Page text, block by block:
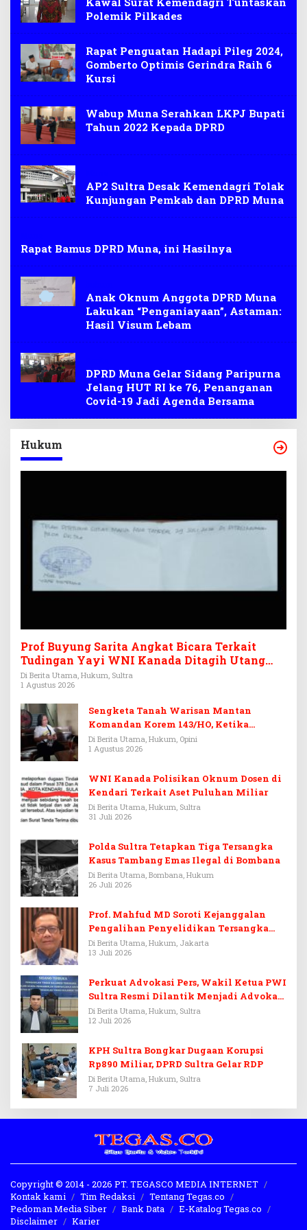
Polemik Pilkades
Rapat Penguatan Hadapi Pileg 2024,
Gomberto Optimis Gerindra Raih 6
Kursi
Wabup Muna Serahkan LKPJ Bupati
Tahun 2022 Kepada DPRD
AP2 Sultra Desak Kemendagri Tolak
Kunjungan Pemkab dan DPRD Muna
Rapat Bamus DPRD Muna, ini Hasilnya
Anak Oknum Anggota DPRD Muna
Lakukan “Penganiayaan”, Astaman:
Hasil Visum Lebam
DPRD Muna Gelar Sidang Paripurna
Jelang HUT RI ke 76, Penanganan
Covid-19 Jadi Agenda Bersama
Hukum
Prof Buyung Sarita Angkat Bicara Terkait
Tudingan Yayi WNI Kanada Ditagih Utang
Rp3,6 Miliar
Di Berita Utama, Hukum, Sultra
1 Agustus 2026
Sengketa Tanah Warisan Mantan
Komandan Korem 143/HO, Ketika
Warisan Menjadi Arena Pemerasan
Di Berita Utama, Hukum, Opini
1 Agustus 2026
WNI Kanada Polisikan Oknum Dosen di
Kendari Terkait Aset Puluhan Miliar
Di Berita Utama, Hukum, Sultra
31 Juli 2026
Polda Sultra Tetapkan Tiga Tersangka
Kasus Tambang Emas Ilegal di Bombana
Di Berita Utama, Bombana, Hukum
26 Juli 2026
Prof. Mahfud MD Soroti Kejanggalan
Pengalihan Penyelidikan Tersangka
Febrie Adriansyah
Di Berita Utama, Hukum, Jakarta
13 Juli 2026
Perkuat Advokasi Pers, Wakil Ketua PWI
Sultra Resmi Dilantik Menjadi Advokat
PERADI
Di Berita Utama, Hukum, Sultra
12 Juli 2026
KPH Sultra Bongkar Dugaan Korupsi
Rp890 Miliar, DPRD Sultra Gelar RDP
Di Berita Utama, Hukum, Sultra
7 Juli 2026
Copyright © 2014 - 2026 PT. TEGASCO MEDIA INTERNET
Kontak kami
Tim Redaksi
Tentang Tegas.co
Pedoman Media Siber
Bank Data
E-Katalog Tegas.co
Disclaimer
Karier